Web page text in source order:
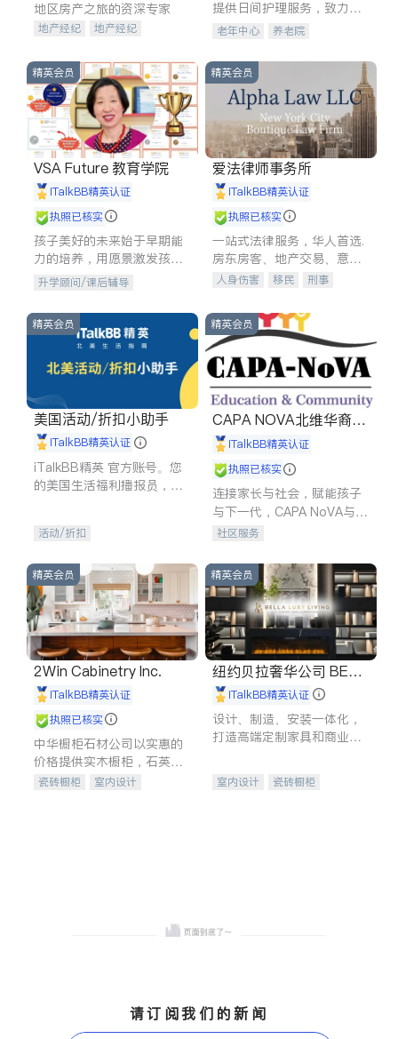
地区房产之旅的资深专家
地产经纪
地产经纪
商铺租售
开发商建商
提供日间护理服务，致力于
通过持续的护理创新来有效
老年中心 养老院
精英会员
VSA Future 教育学院
iTalkBB精英认证
执照已核实
孩子美好的未来始于早期能
力的培养，用愿景激发孩子
的学习潜力和动力。理念：
拥有成长型心态是成功的基
石。
升学顾问/课后辅导
精英会员
爱法律师事务所
iTalkBB精英认证
执照已核实
一站式法律服务，华人首选.
房东房客、地产交易、意外
伤害、车祸重伤、商业诉
建筑合同、刑事案件全包办
人身伤害 移民
刑事
信托/遗嘱
商业
索赔
律师-其它 保释
精英会员
美国活动/折扣小助手
iTalkBB精英认证
iTalkBB精英 官方账号。您
的美国生活福利播报员，精
专属福利。
活动/折扣
精英会员
CAPA NOVA北维华裔家
长会iTalkBB精英认证
执照已核实
连接家长与社会，赋能孩子
与下一代，CAPA NoVA与您
携手建设包容、公平、充满
社区服务
精英会员
2Win Cabinetry Inc.
iTalkBB精英认证
执照已核实
中华橱柜石材公司以实惠的
价格提供实木橱柜，石英石
台面，多种优质不锈钢水
瓷砖橱柜
室内设计
精英会员
纽约贝拉奢华公司 BELL
A LUXE
iTalkBB精英认证
设计、制造、安装一体化，
打造高端定制家具和商业空
室内设计
瓷砖橱柜
请订阅我们的新闻